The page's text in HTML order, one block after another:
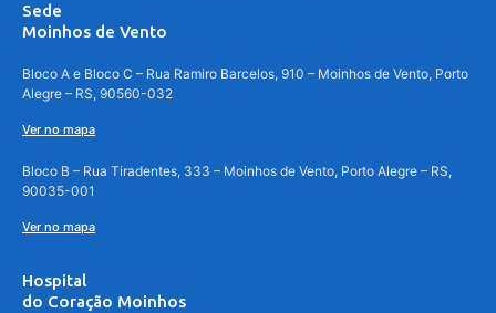
Sede
Moinhos de Vento
Bloco A e Bloco C – Rua Ramiro Barcelos, 910 – Moinhos de Vento, Porto
Alegre – RS, 90560-032
Ver no mapa
Bloco B – Rua Tiradentes, 333 – Moinhos de Vento, Porto Alegre – RS,
90035-001
Ver no mapa
Hospital
do Coração Moinhos